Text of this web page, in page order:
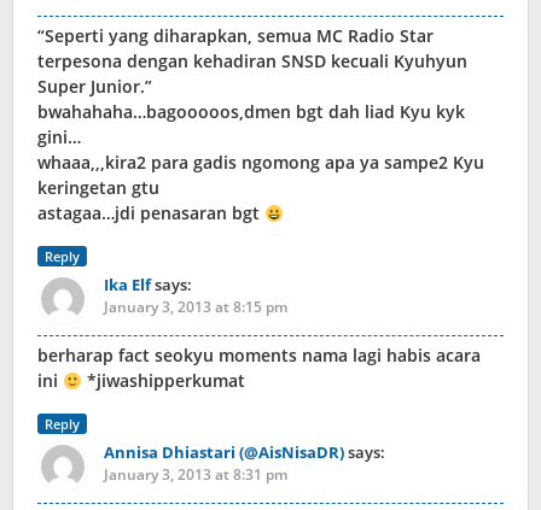
“Seperti yang diharapkan, semua MC Radio Star
terpesona dengan kehadiran SNSD kecuali Kyuhyun
Super Junior.”
bwahahaha…bagooooos,dmen bgt dah liad Kyu kyk
gini…
whaaa,,,kira2 para gadis ngomong apa ya sampe2 Kyu
keringetan gtu
astagaa…jdi penasaran bgt
Reply
Ika Elfsays:
January 3, 2013 at 8:15 pm
berharap fact seokyu moments nama lagi habis acara
ini
*jiwashipperkumat
Reply
Annisa Dhiastari (@AisNisaDR)says:
January 3, 2013 at 8:31 pm